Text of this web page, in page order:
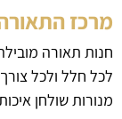
מרכז
חנות תאורה
לכל חלל ולכל
מנורות שולחן